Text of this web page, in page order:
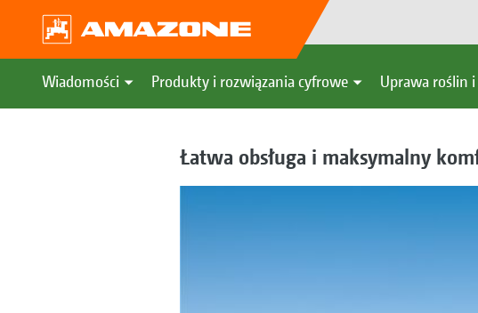
Wiadomości Produkty i rozwiązania cyfrowe Uprawa roślin
Łatwa obsługa i maksymalny